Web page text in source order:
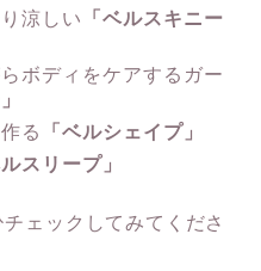
涼しい
「ベルスキニー
ボディをケアするガー
る
「ベルシェイプ」
ルスリープ」
ェックしてみてくださ